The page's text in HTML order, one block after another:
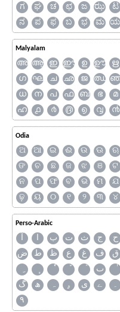
ಗ
ಘ ಚ ಛ ಜ ಝ ಟ
ನ
ಪ ಫ ಬ ಭ ಮ ಯ
Malyalam
അ ആ ഇ ഈ ഉ ഊ ഋ
ഗ
ഘ ച ഛ ജ ഝ
ധ
ന പ ഫ ബ ഭ മ
ഹ
൧ ൪ ൫ ൭ ൮ ൯
Odia
ଅ ଆ ଇ ଈ ଉ ଊ ଋ
ଙ
ଚ ଛ ଜ ଝ ଞ ଟ
ନ
ପ ଫ ବ ଭ ମ ଯ
ଢ଼
ୟ ୦ ୧ ୨ ୩ ୪
Perso-Arabic
آ ا ب ت ث ج ح
ض
ط ظ ع غ ف ق
ٮ
گ
ھ ہ ۄ ی ے ۔
۹